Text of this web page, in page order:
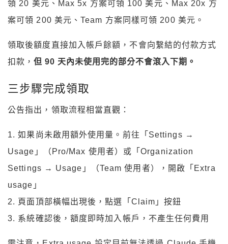
領 20 美元、Max 5x 方案可領 100 美元、Max 20x 方
案可領 200 美元、Team 方案同樣可領 200 美元。
領取後額度直接加入帳戶餘額，不會向繫結的付款方式
扣款，但 90 天內未使用完的部分不會滾入下期。
三步驟完成領取
公告指出，領取流程相當直觀：
1. 如果尚未啟用額外使用量。前往「Settings →
Usage」（Pro/Max 使用者）或「Organization
Settings → Usage」（Team 使用者），開啟「Extra
usage」
2. 頁面頂部橫幅出現後，點選「Claim」按鈕
3. 系統確認後，額度即時加入帳戶，不產生任何費用